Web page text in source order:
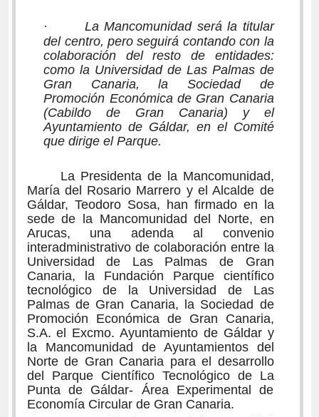
·
La Mancomunidad será la titular
del centro, pero seguirá contando con la
colaboración del resto de entidades:
como la Universidad de Las Palmas de
Gran Canaria, la Sociedad de
Promoción Económica de Gran Canaria
(Cabildo de Gran Canaria) y el
Ayuntamiento de Gáldar, en el Comité
que dirige el Parque.
La Presidenta de la Mancomunidad,
María del Rosario Marrero y el Alcalde de
Gáldar, Teodoro Sosa, han firmado en la
sede de la Mancomunidad del Norte, en
Arucas, una adenda al convenio
interadministrativo de colaboración entre la
Universidad de Las Palmas de Gran
Canaria, la Fundación Parque científico
tecnológico de la Universidad de Las
Palmas de Gran Canaria, la Sociedad de
Promoción Económica de Gran Canaria,
S.A. el Excmo. Ayuntamiento de Gáldar y
la Mancomunidad de Ayuntamientos del
Norte de Gran Canaria para el desarrollo
del Parque Científico Tecnológico de La
Punta de Gáldar- Área Experimental de
Economía Circular de Gran Canaria.